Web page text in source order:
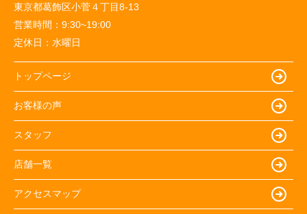
東京都葛飾区小菅４丁目8-13
営業時間： 9:30~19:00
定休日： 水曜日
トップページ
お客様の声
スタッフ
店舗一覧
アクセスマップ